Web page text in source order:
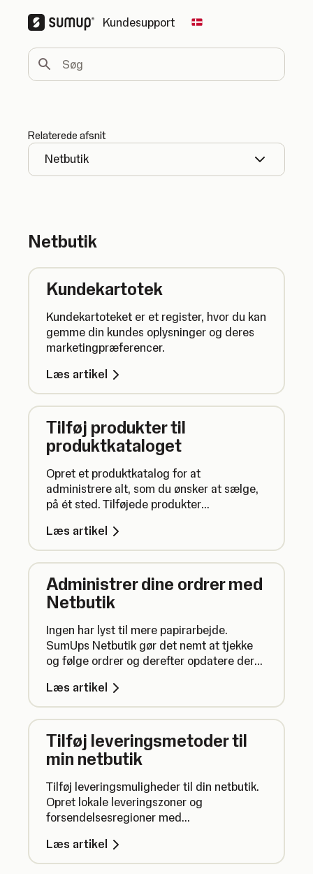
Kundesupport Change country
Søg
Relaterede afsnit
Netbutik
Netbutik
Kundekartotek
Kundekartoteket er et register, hvor du kan
gemme din kundes oplysninger og deres
marketingpræferencer.
Læs artikel
Tilføj produkter til
produktkataloget
Opret et produktkatalog for at
administrere alt, som du ønsker at sælge,
på ét sted. Tilføjede produkter
bruger SumUp.
Læs artikel
Administrer dine ordrer med
Netbutik
Ingen har lyst til mere papirarbejde.
SumUps Netbutik gør det nemt at tjekke
og følge ordrer og derefter opdatere deres
Læs artikel
Tilføj leveringsmetoder til
min netbutik
Tilføj leveringsmuligheder til din netbutik.
Opret lokale leveringszoner og
forsendelsesregioner med
kan modtage ordrer direkte ved døren.
Læs artikel